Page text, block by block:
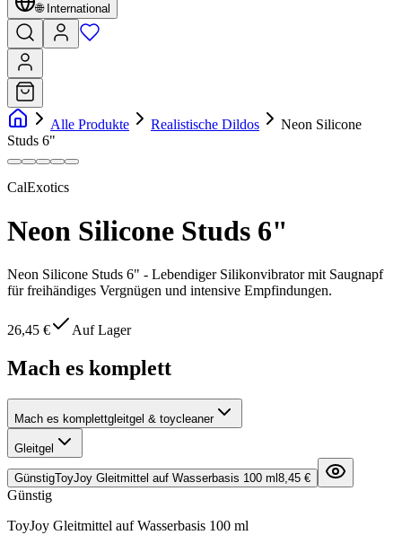
🌐 International
Alle Produkte Realistische Dildos
Neon Silicone
Studs 6"
CalExotics
Neon Silicone Studs 6"
Neon Silicone Studs 6" - Lebendiger Silikonvibrator mit Saugnapf
für freihändiges Vergnügen und intensive Empfindungen.
26,45 € Auf Lager
Mach es komplett
Mach es komplettgleitgel & toycleaner
Gleitgel
GünstigToyJoy Gleitmittel auf Wasserbasis 100 ml 8,45 €
Günstig
ToyJoy Gleitmittel auf Wasserbasis 100 ml